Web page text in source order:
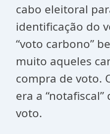
cabo eleitoral
identificação do
“voto carbono”
muito aqueles
compra de voto.
era a
voto.